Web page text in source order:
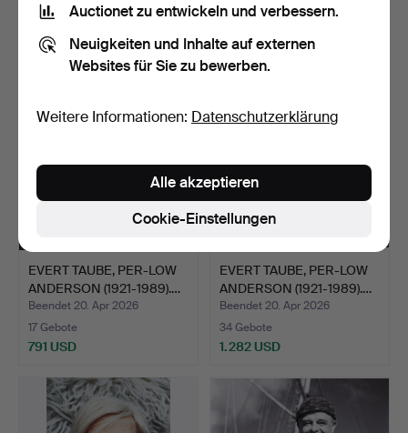
51 Gebote
3.169 USD 580 USD
EVERT TAUBE, PER-LOW
ANDERSON (1921-1989).…
Beendet 20. Apr 2026
17 Gebote
791 USD
EVERT TAUBE, PER-LOW
ANDERSON (1921-1989).…
Beendet 20. Apr 2026
34 Gebote
1.282 USD
Auctionet zu entwickeln und verbessern.
Neuigkeiten und Inhalte auf externen
Websites für Sie zu bewerben.
Weitere Informationen: Datenschutzerklärung
Cookie-Einstellungen
Alle akzeptieren